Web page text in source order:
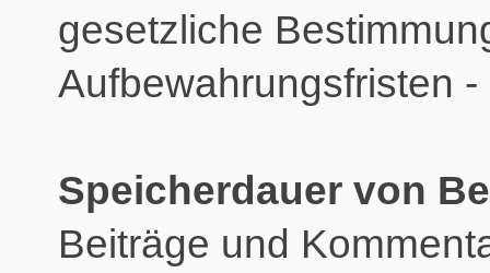
gesetzliche
Aufbewahrungsfristen
Speicherdauer von
Beiträge und